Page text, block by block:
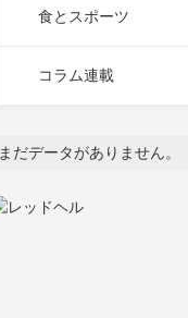
食とスポーツ
コラム連載
まだデータがありません。